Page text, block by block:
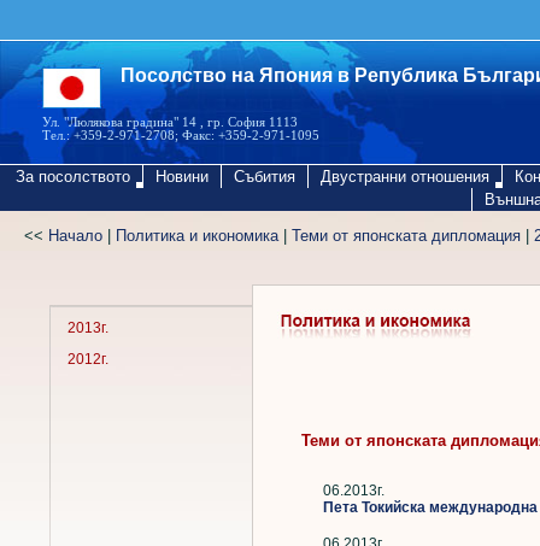
Посолство на Япония в Република
Ул. "Люлякова градина" 14 , гр. София 1113
Тел.: +359-2-971-2708; Факс: +359-2-971-1095
За посолството Новини Събития Двустранни отношения
<< Начало Политика и икономика| Теми от японската дипломация
2013г.
2012г.
Теми от японската
06.2013г.
Пета Токийска